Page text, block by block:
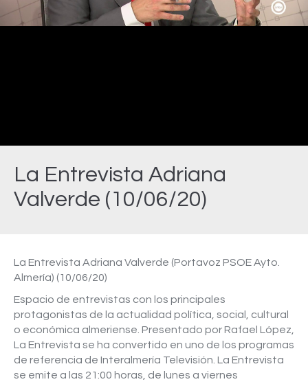
La Entrevista Adriana
Valverde (10/06/20)
Video
La Entrevista Adriana Valverde (Portavoz PSOE Ayto.
Almería) (10/06/20)
Espacio de entrevistas con los principales
protagonistas de la actualidad política, social, cultural
o económica almeriense. Presentado por Rafael López,
La Entrevista se ha convertido en uno de los programas
de referencia de Interalmería Televisión. La Entrevista
se emite a las 21:00 horas, de lunes a viernes